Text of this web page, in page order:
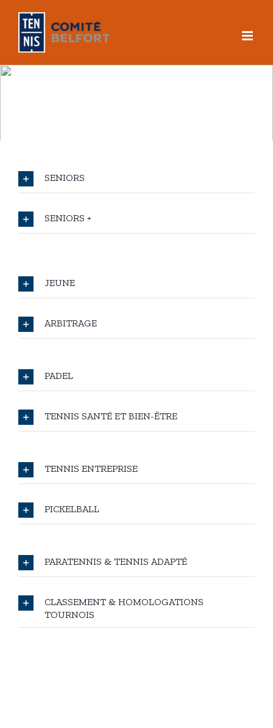
content
SENIORS
SENIORS +
JEUNE
ARBITRAGE
PADEL
TENNIS SANTÉ ET BIEN-ÊTRE
TENNIS ENTREPRISE
PICKELBALL
PARATENNIS & TENNIS ADAPTÉ
CLASSEMENT & HOMOLOGATIONS
TOURNOIS